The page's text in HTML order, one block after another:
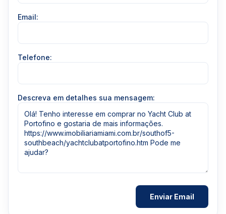
Email:
Telefone:
Descreva em detalhes sua mensagem: